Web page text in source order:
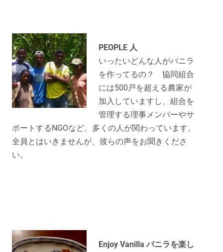
PEOPLE 人
いったいどんな人がバニラ
を作ってるの？ 協同組合
には500戸を超える農家が
加入していますし、組合を
管理する理事メンバーやサ
ポートするNGOなど、多くの人が関わっています。
全員とはいきませんが、彼らの声をお聞きくださ
い。
Enjoy Vanilla バニラを楽し